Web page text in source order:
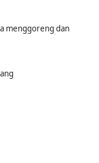
menggoreng dan